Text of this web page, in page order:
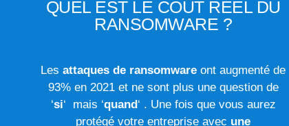
QUEL EST LE COÛT RÉEL DU
RANSOMWARE ?
Lesattaques de ransomware ont augmenté de
93% en 2021 et ne sont plus une question de
‘si‘ mais ‘quand‘ . Une fois que vous aurez
protégé votre entreprise avec une